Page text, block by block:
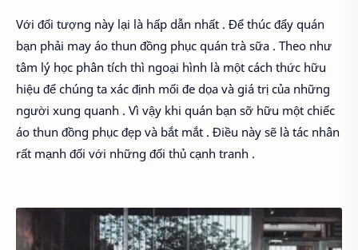
Với đối tượng này lại là hấp dẫn nhất . Để thúc đẩy quán
bạn phải may áo thun đồng phục quán trà sữa . Theo như
tâm lý học phân tích thì ngoại hình là một cách thức hữu
hiệu để chúng ta xác định mối đe dọa và giá trị của những
người xung quanh . Vì vậy khi quán bạn sỡ hữu một chiếc
áo thun đồng phục đẹp và bắt mắt . Điều này sẽ là tác nhân
rất mạnh đối với những đối thủ cạnh tranh .